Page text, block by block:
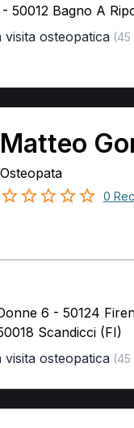
50012 Bagno A
visita osteopatica(45
Matteo
Osteopata
0
6 - 50124
Scandicci (FI)
visita osteopatica(45